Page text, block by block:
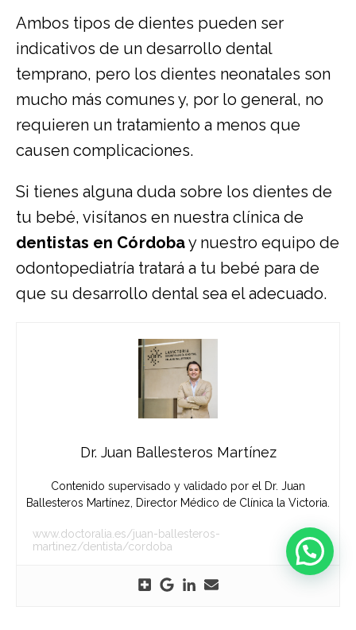
Ambos tipos de dientes pueden ser
indicativos de un desarrollo dental
temprano, pero los dientes neonatales son
mucho más comunes y, por lo general, no
requieren un tratamiento a menos que
causen complicaciones.
Si tienes alguna duda sobre los dientes de
tu bebé, visítanos en nuestra clínica de
dentistas en Córdobay nuestro equipo de
odontopediatría tratará a tu bebé para de
que su desarrollo dental sea el adecuado.
Dr. Juan Ballesteros Martínez
Contenido supervisado y validado por el Dr. Juan
Ballesteros Martínez, Director Médico de Clínica la Victoria.
www.doctoralia.es/juan-ballesteros-
martinez/dentista/cordoba